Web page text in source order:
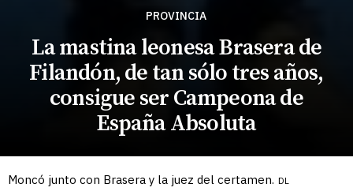
PROVINCIA
La mastina leonesa Brasera de
Filandón, de tan sólo tres años,
consigue ser Campeona de
España Absoluta
Moncó junto con Brasera y la juez del certamen. DL